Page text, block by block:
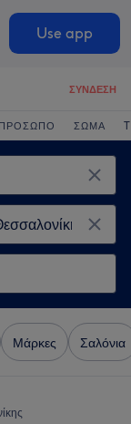
Use app
ΣΎΝΔΕΣΗ
ΠΡΌΣΩΠΟ ΣΏΜΑ
Μάρκες Σαλόνια